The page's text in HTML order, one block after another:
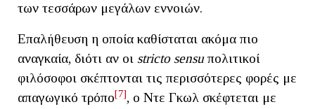
των τεσσάρων μεγάλων εννοιών.
Επαλήθευση η οποία καθίσταται ακόμα πιο
αναγκαία, διότι αν οι stricto sensuπολιτικοί
φιλόσοφοι σκέπτονται τις περισσότερες φορές με
απαγωγικό τρόπο[7], ο Ντε Γκωλ σκέφτεται με